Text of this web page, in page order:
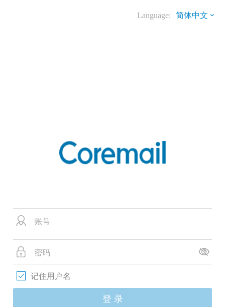
Language: 简体中文
记住用户名
登 录